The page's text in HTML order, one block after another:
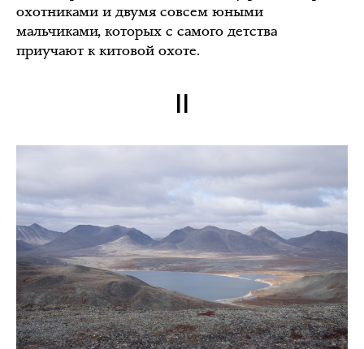
охотниками и двумя совсем юными
мальчиками, которых с самого детства
приучают к китовой охоте.